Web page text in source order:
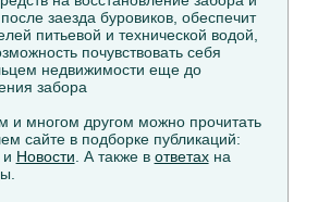
после заезда буровиков, обеспечит
питьевой и технической водой,
почувствовать себя
недвижимости еще до
забора
и многом другом можно прочитать
сайте в подборке публикаций:
и Новости . А также в ответахна